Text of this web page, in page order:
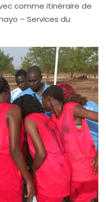
comme itinéraire de
– Services du